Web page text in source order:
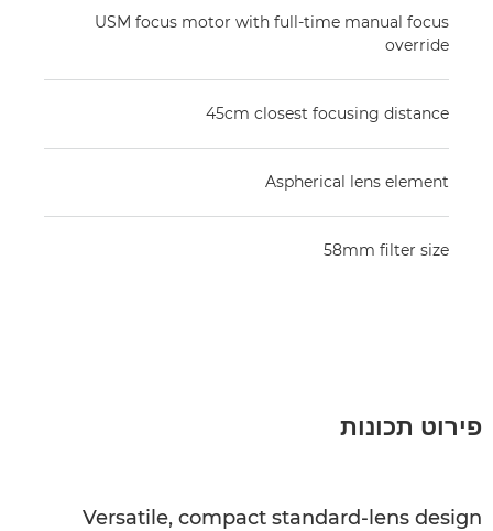
USM focus motor with full-time manual focus
override
45cm closest focusing distance
Aspherical lens element
58mm filter size
פירוט תכונות
Versatile, compact standard-lens design